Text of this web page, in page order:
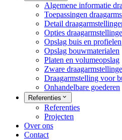
Algemene informatie
Toepassingen
Detail
Opties
Opslag buis en profielen
Opslag bouwmaterialen
Platen en volumeopslag
Zware
Draagarmstelling voor
Onhandelbare goederen
Referenties
Referenties
Projecten
Over ons
Contact